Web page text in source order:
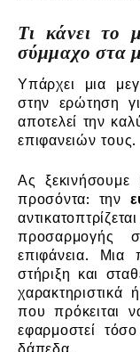
Τι κάνει το
σύμμαχο στα
Υπάρχει μια
στην ερώτηση
αποτελεί την
επιφανειών τους.
Ας
προσόντα: την
προσαρμογής
επιφάνεια.
στήριξη και
χαρακτηριστικά
που πρόκειται
εφαρμοστεί